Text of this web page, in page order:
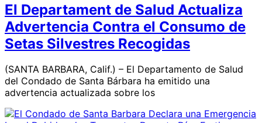
El Departament de Salud Actualiza
Advertencia Contra el Consumo de
Setas Silvestres Recogidas
(SANTA BARBARA, Calif.) – El Departamento de Salud
del Condado de Santa Bárbara ha emitido una
advertencia actualizada sobre los